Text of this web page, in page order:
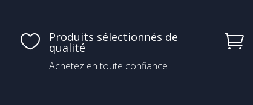
 Produits sélectionnés de
qualité
Achetez en toute confiance
